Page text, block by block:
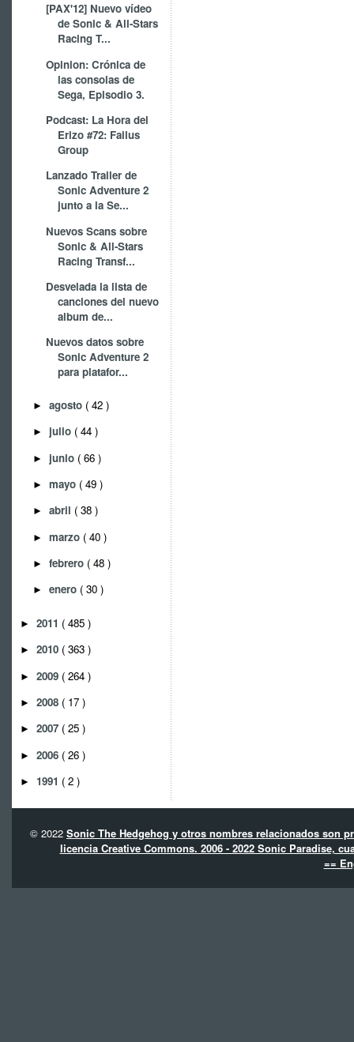
[PAX'12] Nuevo vídeo
de Sonic & All-Stars
Racing T...
Opinion: Crónica de
las consolas de
Sega, Episodio 3.
Podcast: La Hora del
Erizo #72: Failus
Group
Lanzado Trailer de
Sonic Adventure 2
junto a la Se...
Nuevos Scans sobre
Sonic & All-Stars
Racing Transf...
Desvelada la lista de
canciones del nuevo
album de...
Nuevos datos sobre
Sonic Adventure 2
para platafor...
► agosto ( 42 )
► julio ( 44 )
► junio ( 66 )
► mayo ( 49 )
► abril ( 38 )
► marzo ( 40 )
► febrero ( 48 )
► enero ( 30 )
► 2011 ( 485 )
► 2010 ( 363 )
► 2009 ( 264 )
► 2008 ( 17 )
► 2007 ( 25 )
► 2006 ( 26 )
► 1991 ( 2 )
© 2022 Sonic The Hedgehog y otros nombres relacionados son
licencia Creative Commons. 2006 - 2022 Sonic Paradise,
==